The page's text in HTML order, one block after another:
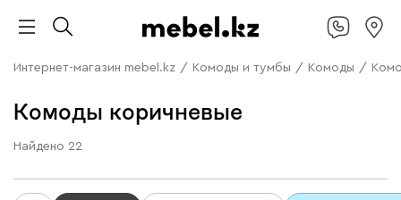
Интернет-магазин mebel.kz / Комоды и тумбы / Комоды /
Комоды коричневые
Найдено 22